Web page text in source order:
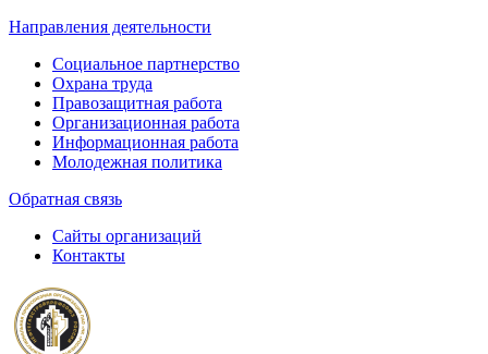
Направления деятельности
Социальное партнерство
Охрана труда
Правозащитная работа
Организационная работа
Информационная работа
Молодежная политика
Обратная связь
Сайты организаций
Контакты